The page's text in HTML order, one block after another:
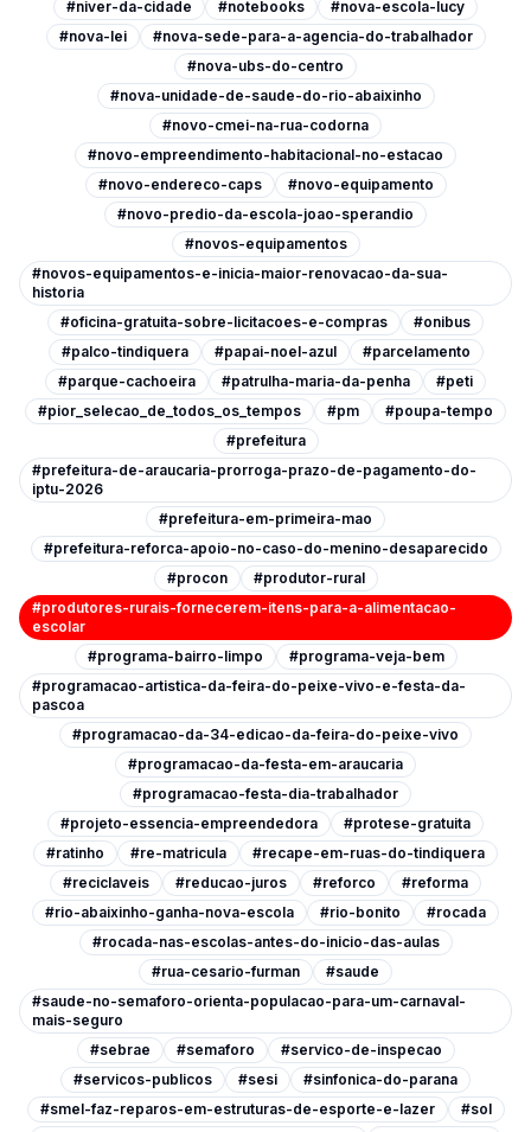
#niver-da-cidade
#notebooks
#nova-escola-lucy
#nova-lei
#nova-sede-para-a-agencia-do-trabalhador
#nova-ubs-do-centro
#nova-unidade-de-saude-do-rio-abaixinho
#novo-cmei-na-rua-codorna
#novo-empreendimento-habitacional-no-estacao
#novo-endereco-caps
#novo-equipamento
#novo-predio-da-escola-joao-sperandio
#novos-equipamentos
#novos-equipamentos-e-inicia-maior-renovacao-da-sua-
historia
#oficina-gratuita-sobre-licitacoes-e-compras
#onibus
#palco-tindiquera
#papai-noel-azul
#parcelamento
#parque-cachoeira
#patrulha-maria-da-penha
#peti
#pior_selecao_de_todos_os_tempos
#pm
#poupa-tempo
#prefeitura
#prefeitura-de-araucaria-prorroga-prazo-de-pagamento-do-
iptu-2026
#prefeitura-em-primeira-mao
#prefeitura-reforca-apoio-no-caso-do-menino-desaparecido
#procon
#produtor-rural
#produtores-rurais-fornecerem-itens-para-a-alimentacao-
escolar
#programa-bairro-limpo
#programa-veja-bem
#programacao-artistica-da-feira-do-peixe-vivo-e-festa-da-
pascoa
#programacao-da-34-edicao-da-feira-do-peixe-vivo
#programacao-da-festa-em-araucaria
#programacao-festa-dia-trabalhador
#projeto-essencia-empreendedora
#protese-gratuita
#ratinho
#re-matricula
#recape-em-ruas-do-tindiquera
#reciclaveis
#reducao-juros #reforco
#reforma
#rio-abaixinho-ganha-nova-escola
#rio-bonito
#rocada
#rocada-nas-escolas-antes-do-inicio-das-aulas
#rua-cesario-furman
#saude
#saude-no-semaforo-orienta-populacao-para-um-carnaval-
mais-seguro
#sebrae
#semaforo
#servico-de-inspecao
#servicos-publicos
#sesi
#sinfonica-do-parana
#smel-faz-reparos-em-estruturas-de-esporte-e-lazer
#sol